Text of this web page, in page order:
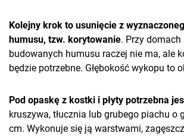
Kolejny krok to usunięcie z
humusu, tzw. korytowanie. Przy domach
budowanych humusu raczej nie ma, ale
będzie potrzebne. Głębokość wykopu to
Pod opaskę z kostki i płyty potrzebna
kruszywa, tłucznia lub grubego piachu o
cm. Wykonuje się ją warstwami,